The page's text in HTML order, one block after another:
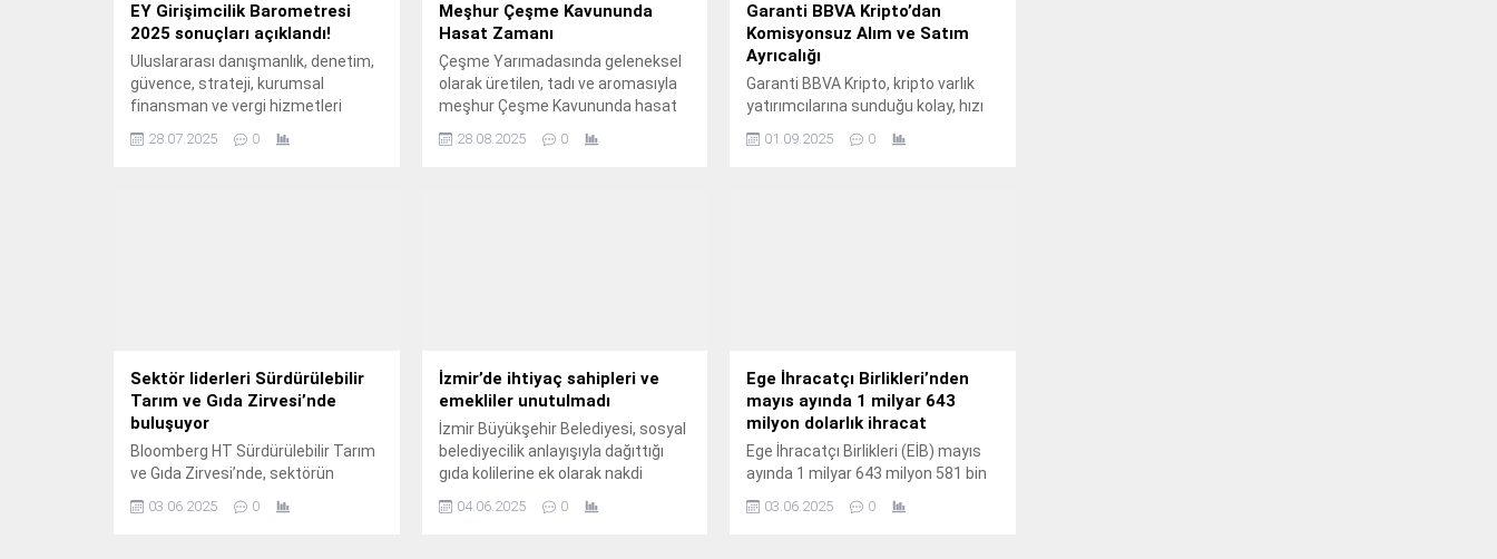
EY Girişimcilik Barometresi
2025 sonuçları açıklandı!
Uluslararası danışmanlık, denetim,
güvence, strateji, kurumsal
finansman ve vergi hizmetleri
şirketi EY, Girişimcilik Barometresi
2025’i yayımladı.
28.07.2025 0
Meşhur Çeşme Kavununda
Hasat Zamanı
Çeşme Yarımadasında geleneksel
olarak üretilen, tadı ve aromasıyla
meşhur Çeşme Kavununda hasat
başladı.
28.08.2025 0
Garanti BBVA Kripto’dan
Komisyonsuz Alım ve Satım
Ayrıcalığı
Garanti BBVA Kripto, kripto varlık
yatırımcılarına sunduğu kolay, hızı
ve kolaylığı ön plana alan bir yatırım
deneyiminin yanı sıra kullanıcıları
01.09.2025 0
Sektör liderleri Sürdürülebilir
Tarım ve Gıda Zirvesi’nde
buluşuyor
Bloomberg HT Sürdürülebilir Tarım
ve Gıda Zirvesi’nde, sektörün
dönüşümü masaya yatırılacak.
03.06.2025 0
İzmir’de ihtiyaç sahipleri ve
emekliler unutulmadı
İzmir Büyükşehir Belediyesi, sosyal
belediyecilik anlayışıyla dağıttığı
gıda kolilerine ek olarak nakdi
04.06.2025 0
Ege İhracatçı Birlikleri’nden
mayıs ayında 1 milyar 643
milyon dolarlık ihracat
Ege İhracatçı Birlikleri (EİB) mayıs
ayında 1 milyar 643 milyon 581 bin
03.06.2025 0